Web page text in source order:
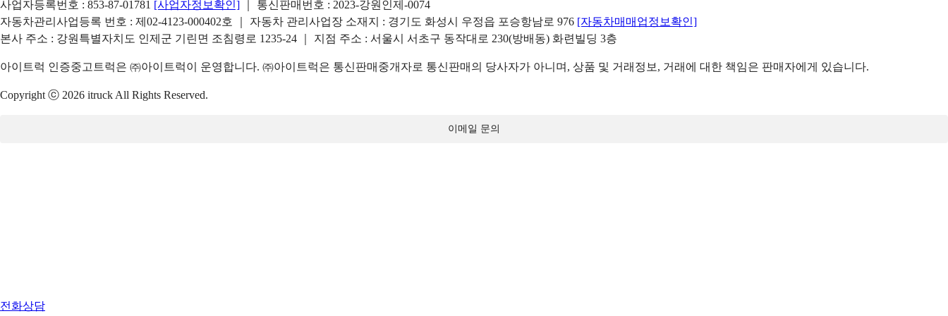
사업자등록번호 : 853-87-01781 [사업자정보확인]
｜ 통신판매번호 : 2023-강원인제-0074
자동차관리사업등록 번호 : 제02-4123-000402호 ｜ 자동차 관리사업장 소재지 : 경기도 화성시 우정읍 포승항남로 976 [자동차매매업정보확인]
본사 주소 : 강원특별자치도 인제군 기린면 조침령로 1235-24 ｜ 지점 주소 : 서울시 서초구 동작대로 230(방배동) 화련빌딩 3층
아이트럭 인증중고트럭은 ㈜아이트럭이 운영합니다. ㈜아이트럭은 통신판매중개자로 통신판매의 당사자가 아니며, 상품 및 거래정보, 거래에 대한 책임은 판매자에게 있습니다.
Copyright ⓒ 2026 itruck All Rights Reserved.
이메일 문의
전화상담